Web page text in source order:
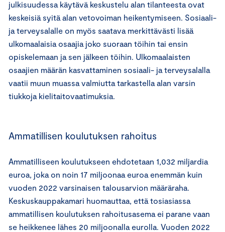
julkisuudessa käytävä keskustelu alan tilanteesta ovat
keskeisiä syitä alan vetovoiman heikentymiseen. Sosiaali-
ja terveysalalle on myös saatava merkittävästi lisää
ulkomaalaisia osaajia joko suoraan töihin tai ensin
opiskelemaan ja sen jälkeen töihin. Ulkomaalaisten
osaajien määrän kasvattaminen sosiaali- ja terveysalalla
vaatii muun muassa valmiutta tarkastella alan varsin
tiukkoja kielitaitovaatimuksia.
Ammatillisen koulutuksen rahoitus
Ammatilliseen koulutukseen ehdotetaan 1,032 miljardia
euroa, joka on noin 17 miljoonaa euroa enemmän kuin
vuoden 2022 varsinaisen talousarvion määräraha.
Keskuskauppakamari huomauttaa, että tosiasiassa
ammatillisen koulutuksen rahoitusasema ei parane vaan
se heikkenee lähes 20 miljoonalla eurolla. Vuoden 2022